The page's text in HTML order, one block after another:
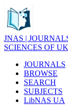
JNAS |
SCIENCES OF
JOURNALS
BROWSE
SEARCH
SUBJECTS
LibNAS UA